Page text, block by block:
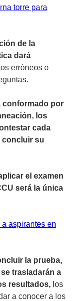
torre para
de la
dará
erróneos o
conformado por
los
cada
concluir su
el examen
será la única
a aspirantes en
la prueba,
trasladarán a
resultados, los
a conocer a los